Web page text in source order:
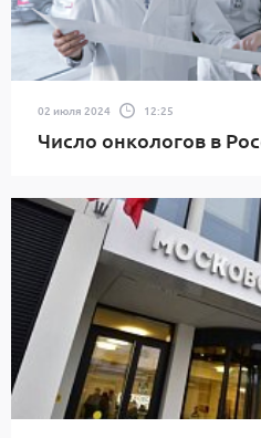
02 июля 2024 12:25
Число онкологов в